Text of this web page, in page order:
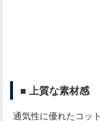
■ 上質な素材感
通気性に優れたコッ